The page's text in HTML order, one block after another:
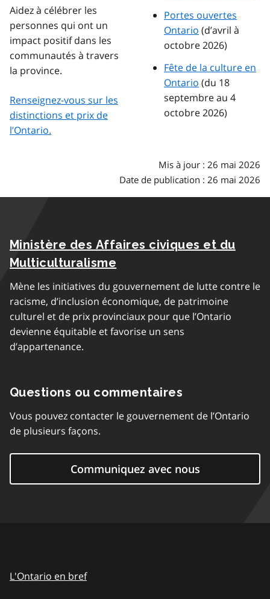
Aidez à célébrer les
personnes qui ont un
impact positif dans les
communautés à travers
la province.
Renseignez-vous sur les
distinctions et prix de
l’Ontario.
Portes ouvertes
Ontario (d’avril à
octobre 2026)
Fête de la culture en
Ontario (du 18
septembre au 4
octobre 2026)
Mis à jour : 26 mai 2026
Date de publication : 26 mai 2026
Ministère des Affaires civiques et du
Multiculturalisme
Mène les initiatives du gouvernement de lutte contre le
racisme, d’inclusion économique, de patrimoine
culturel et de prix provinciaux pour que l’Ontario
devienne équitable et favorise un sens
d’appartenance.
Questions ou commentaires
Vous pouvez contacter le gouvernement de l’Ontario
de plusieurs façons.
Communiquez avec nous
L'Ontario en bref